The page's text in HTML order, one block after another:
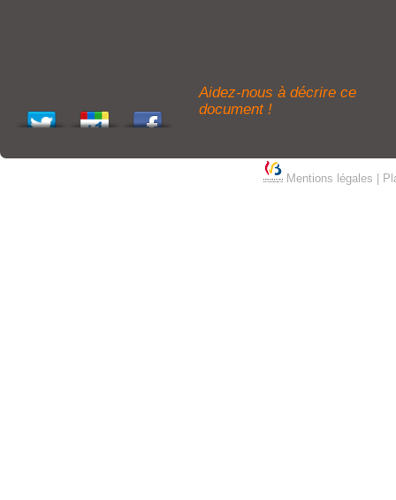
Aidez-nous à décrire ce
document !
Mentions légales